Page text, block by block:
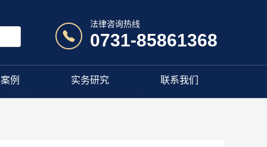
例 实务研究 联系我们
0731-85861368
法律咨询热线